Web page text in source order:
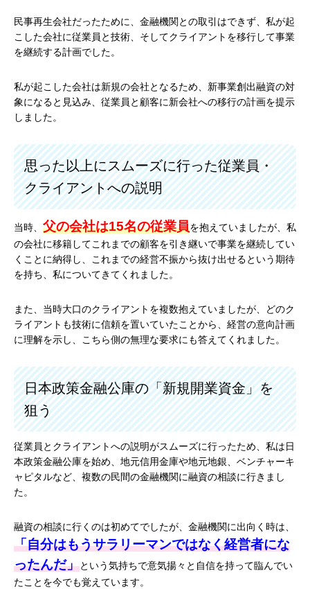
民事再生会社だったために、金融機関との取引はできず、私が起
こした会社に従業員と技術、そしてクライアントを移行して事業
を継続する計画でした。
私が起こした会社は新規の会社となるため、新事業創出融資の対
象になると見込み、従業員と顧客に新会社への移行の計画を提示
しました。
思った以上にスムーズに行った従業員・
クライアントへの説明
当時、 父の会社は15名の従業員を抱えていましたが、私
の会社に移籍してこれまでの顧客を引き継いで事業を継続してい
くことに納得し、これまでの経営不振から抜け出せるという期待
を持ち、私についてきてくれました。
また、当時大口のクライアントを複数抱えていましたが、どのク
ライアントも技術に信頼を置いていたことから、経営の意向計画
に理解を示し、こちら側の無理な要求にも答えてくれました。
日本政策金融公庫の「新規開業資金」を
狙う
従業員とクライアントへの説明がスムーズに行ったため、私は日
本政策金融公庫を始め、地元信用金庫や地元地銀、ベンチャーキ
ャピタルなど、複数の民間の金融機関に融資の相談に行きまし
た。
融資の相談に行くのは初めてでしたが、金融機関に出向く時は、
「自分はもうサラリーマンではなく経営者にな
ったんだ」という気持ちで意気揚々と自信を持って臨んでい
たことを今でも覚えています。